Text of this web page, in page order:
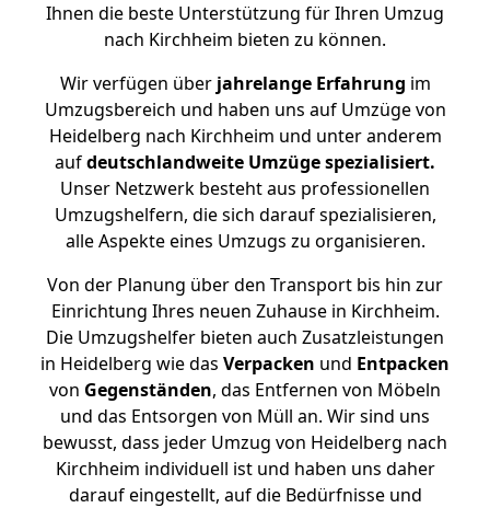
Ihnen die beste Unterstützung für Ihren Umzug
nach Kirchheim bieten zu können.
Wir verfügen überjahrelange Erfahrung im
Umzugsbereich und haben uns auf Umzüge von
Heidelberg nach Kirchheim und unter anderem
aufdeutschlandweite Umzüge spezialisiert.
Unser Netzwerk besteht aus professionellen
Umzugshelfern, die sich darauf spezialisieren,
alle Aspekte eines Umzugs zu organisieren.
Von der Planung über den Transport bis hin zur
Einrichtung Ihres neuen Zuhause in Kirchheim.
Die Umzugshelfer bieten auch Zusatzleistungen
in Heidelberg wie das Verpacken und Entpacken
von Gegenständen, das Entfernen von Möbeln
und das Entsorgen von Müll an. Wir sind uns
bewusst, dass jeder Umzug von Heidelberg nach
Kirchheim individuell ist und haben uns daher
darauf eingestellt, auf die Bedürfnisse und